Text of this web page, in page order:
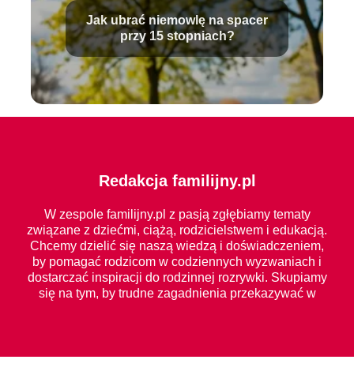
Jak ubrać niemowlę na spacer
przy 15 stopniach?
Redakcja familijny.pl
W zespole familijny.pl z pasją zgłębiamy tematy
związane z dziećmi, ciążą, rodzicielstwem i edukacją.
Chcemy dzielić się naszą wiedzą i doświadczeniem,
by pomagać rodzicom w codziennych wyzwaniach i
dostarczać inspiracji do rodzinnej rozrywki. Skupiamy
się na tym, by trudne zagadnienia przekazywać w